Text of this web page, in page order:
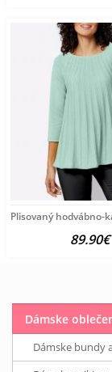
Plisovaný hodvábno-
89.90€
Dámske
Dámske bundy